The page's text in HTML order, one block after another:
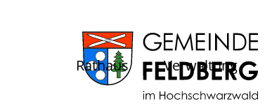
Rathaus Verwaltung